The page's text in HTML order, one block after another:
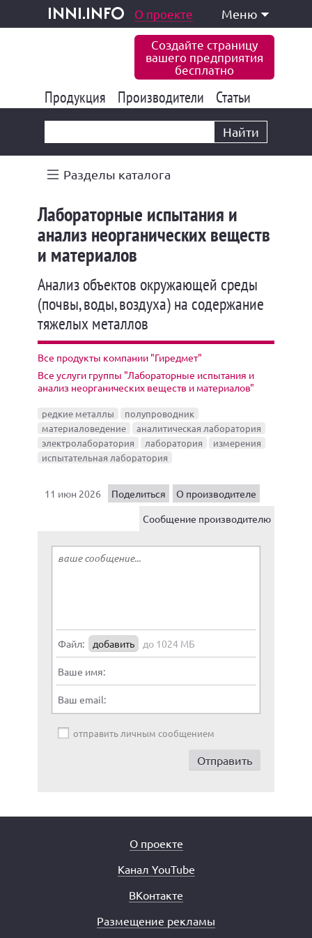
inni.info
и услуги О проекте Меню
Создайте страницу
вашего предприятия
бесплатно
Продукция 177 847
Производители 6 777
Статьи
Найти
Разделы каталога
Лабораторные испытания и
анализ неорганических веществ
и материалов
Анализ объектов окружающей среды
(почвы, воды, воздуха) на содержание
тяжелых металлов
Все продукты компании "Гиредмет"
Все услуги группы "Лабораторные испытания и
анализ неорганических веществ и материалов"
редкие металлы
полупроводник
материаловедение
аналитическая лаборатория
электролаборатория
лаборатория
измерения
испытательная лаборатория
11 июн 2026 Поделиться
О производителе
Сообщение производителю
Файл: добавить до 1024 МБ
Ваше имя:
Ваш email:
отправить личным сообщением
О проекте
Канал YouTube
ВКонтакте
Размещение рекламы